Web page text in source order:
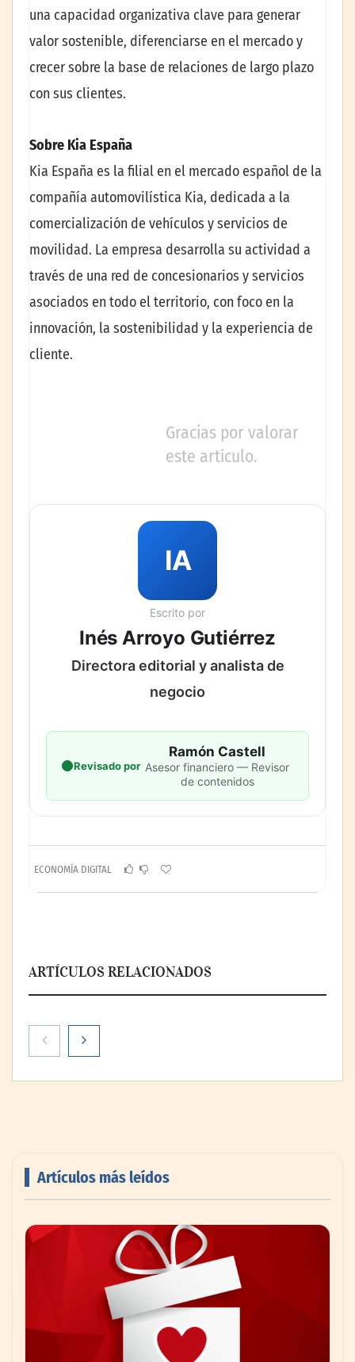
una capacidad organizativa clave para generar
valor sostenible, diferenciarse en el mercado y
crecer sobre la base de relaciones de largo plazo
con sus clientes.
Sobre Kia España
Kia España es la filial en el mercado español de la
compañía automovilística Kia, dedicada a la
comercialización de vehículos y servicios de
movilidad. La empresa desarrolla su actividad a
través de una red de concesionarios y servicios
asociados en todo el territorio, con foco en la
innovación, la sostenibilidad y la experiencia de
cliente.
Gracias por valorar
este artículo.
IA
Escrito por
Inés Arroyo Gutiérrez
Directora editorial y analista de
negocio
Revisado por
Ramón Castell
Asesor financiero — Revisor
de contenidos
ECONOMÍA DIGITAL
ARTÍCULOS RELACIONADOS
impulsando la colaboración en el sector
Artículos más leídos